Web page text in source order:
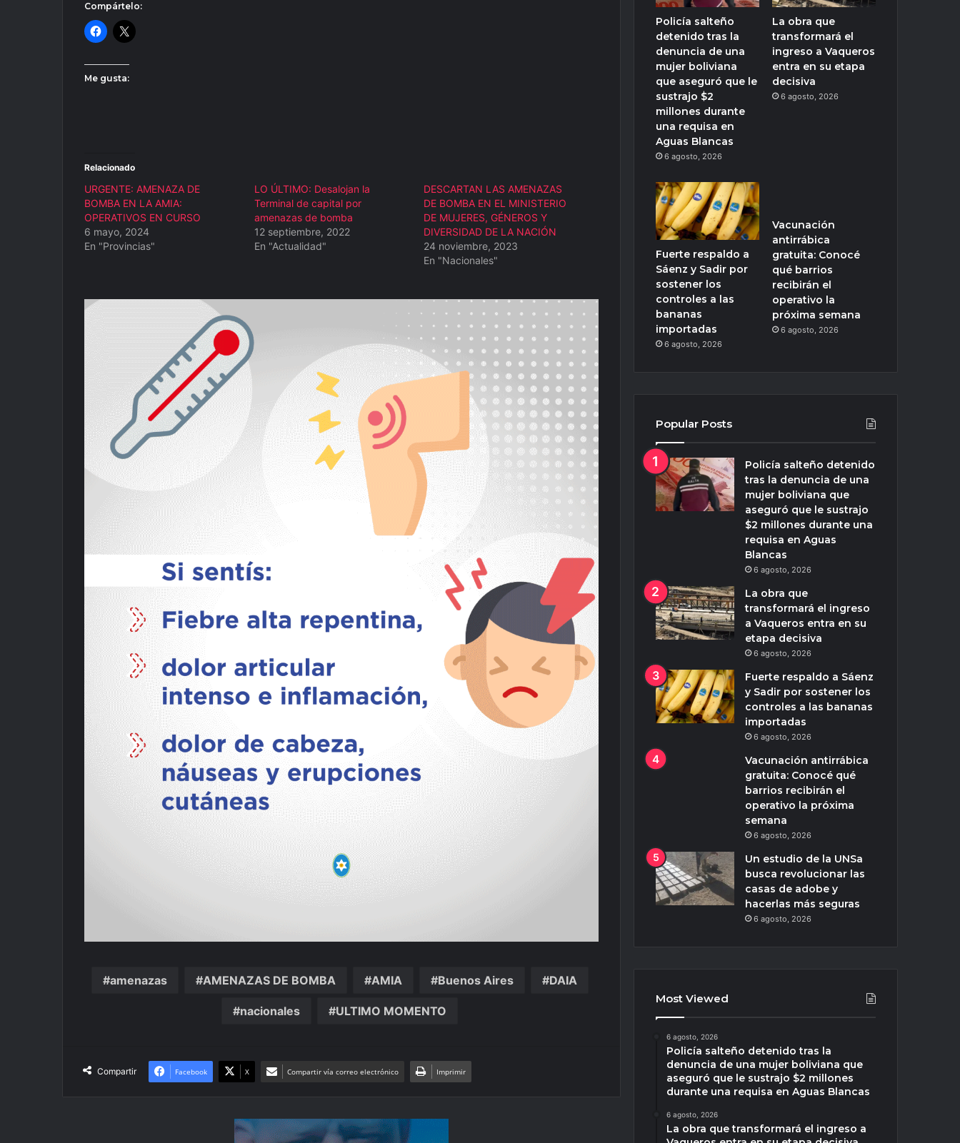
Compártelo:
Me gusta:
Relacionado
URGENTE: AMENAZA DE
BOMBA EN LA AMIA:
OPERATIVOS EN CURSO
6 mayo, 2024
En "Provincias"
LO ÚLTIMO: Desalojan la
Terminal de capital por
amenazas de bomba
12 septiembre, 2022
En "Actualidad"
DESCARTAN LAS AMENAZAS
DE BOMBA EN EL MINISTERIO
DE MUJERES, GÉNEROS Y
DIVERSIDAD DE LA NACIÓN
24 noviembre, 2023
En "Nacionales"
amenazas AMENAZAS DE BOMBA AMIA Buenos Aires DAIA
nacionales ULTIMO MOMENTO
Compartir Facebook X Compartir vía correo electrónico Imprimir
Policía salteño
detenido tras la
denuncia de una
mujer boliviana
que aseguró que le
sustrajo $2
millones durante
una requisa en
Aguas Blancas
6 agosto, 2026
La obra que
transformará el
ingreso a Vaqueros
entra en su etapa
decisiva
6 agosto, 2026
Fuerte respaldo a
Sáenz y Sadir por
sostener los
controles a las
bananas
importadas
6 agosto, 2026
Vacunación
antirrábica
gratuita: Conocé
qué barrios
recibirán el
operativo la
próxima semana
6 agosto, 2026
Popular Posts
Policía salteño detenido
tras la denuncia de una
mujer boliviana que
aseguró que le sustrajo
$2 millones durante una
requisa en Aguas
Blancas
6 agosto, 2026
La obra que
transformará el ingreso
a Vaqueros entra en su
etapa decisiva
6 agosto, 2026
Fuerte respaldo a Sáenz
y Sadir por sostener los
controles a las bananas
importadas
6 agosto, 2026
Vacunación antirrábica
gratuita: Conocé qué
barrios recibirán el
operativo la próxima
semana
6 agosto, 2026
Un estudio de la UNSa
busca revolucionar las
casas de adobe y
hacerlas más seguras
6 agosto, 2026
Most Viewed
6 agosto, 2026
Policía salteño detenido tras la
denuncia de una mujer boliviana que
aseguró que le sustrajo $2 millones
durante una requisa en Aguas Blancas
6 agosto, 2026
La obra que transformará el ingreso a